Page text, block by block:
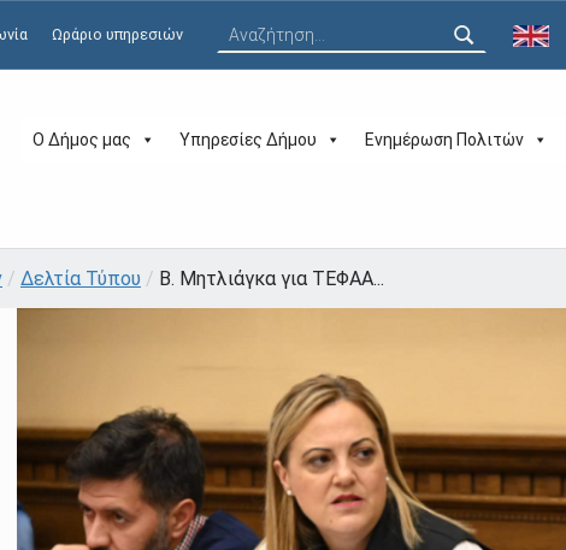
Ο Δήμος μας Υπηρεσίες Δήμου Ενημέρωση Πολιτών
Ωράριο υπηρεσιών
/ Δελτία Τύπου / Β. Μητλιάγκα για ΤΕΦΑΑ...